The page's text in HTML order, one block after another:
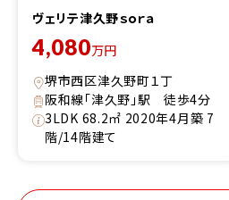
ヴェリテ津久野ｓｏｒａ
4,080万円
堺市西区津久野町１丁
阪和線「津久野」駅 徒歩4分
3LDK 68.2㎡ 2020年4月築 7
階/14階建て